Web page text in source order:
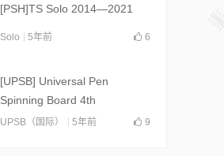
[PSH]TS Solo 2014—2021
Solo 5年前 6
[UPSB] Universal Pen
Spinning Board 4th
Collab(2021)
UPSB（国际） 5年前 9